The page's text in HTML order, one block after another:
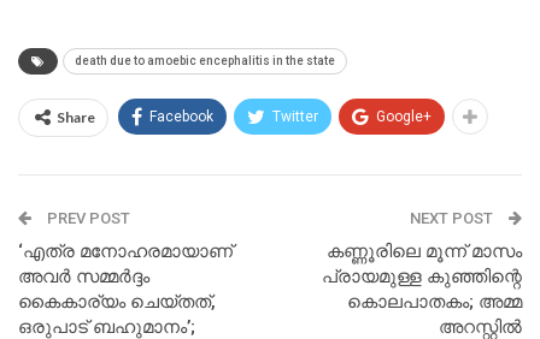
death due to amoebic encephalitis in the state
Share Facebook Twitter Google+
PREV POST
‘എത്ര മനോഹരമായാണ്
അവര്‍ സമ്മര്‍ദ്ദം
കൈകാര്യം ചെയ്തത്,
ഒരുപാട് ബഹുമാനം’;
NEXT POST
കണ്ണൂരിലെ മൂന്ന് മാസം
പ്രായമുള്ള കുഞ്ഞിന്റെ
കൊലപാതകം; അമ്മ
അറസ്റ്റില്‍